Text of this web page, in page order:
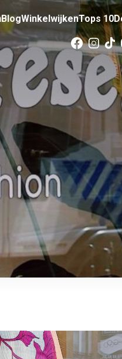
BlogWinkelwijkenTops 10